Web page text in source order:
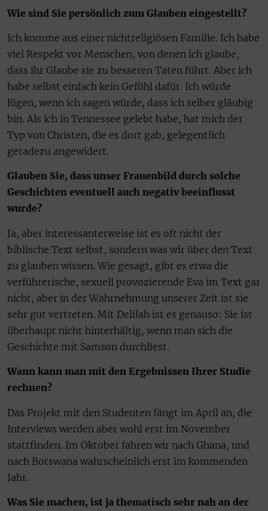
Wie sind Sie persönlich zum Glauben eingestellt?
Ich komme aus einer nichtreligiösen Familie. Ich habe
viel Respekt vor Menschen, von denen ich glaube,
dass ihr Glaube sie zu besseren Taten führt. Aber ich
habe selbst einfach kein Gefühl dafür. Ich würde
lügen, wenn ich sagen würde, dass ich selber gläubig
bin. Als ich in Tennessee gelebt habe, hat mich der
Typ von Christen, die es dort gab, gelegentlich
geradezu angewidert.
Glauben Sie, dass unser Frauenbild durch solche
Geschichten eventuell auch negativ beeinflusst
wurde?
Ja, aber interessanterweise ist es oft nicht der
biblische Text selbst, sondern was wir über den Text
zu glauben wissen. Wie gesagt, gibt es etwa die
verführerische, sexuell provozierende Eva im Text gar
nicht, aber in der Wahrnehmung unserer Zeit ist sie
sehr gut vertreten. Mit Delilah ist es genauso: Sie ist
überhaupt nicht hinterhältig, wenn man sich die
Geschichte mit Samson durchliest.
Wann kann man mit den Ergebnissen Ihrer Studie
rechnen?
Das Projekt mit den Studenten fängt im April an, die
Interviews werden aber wohl erst im November
stattfinden. Im Oktober fahren wir nach Ghana, und
nach Botswana wahrscheinlich erst im kommenden
Jahr.
Was Sie machen, ist ja thematisch sehr nah an der